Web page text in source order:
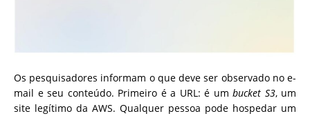
Os pesquisadores informam o que deve ser observado no e-
mail e seu conteúdo. Primeiro é a URL: é um bucket S3, um
site legítimo da AWS. Qualquer pessoa pode hospedar um